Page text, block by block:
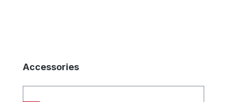
Produktgalerie überspringen
Accessories